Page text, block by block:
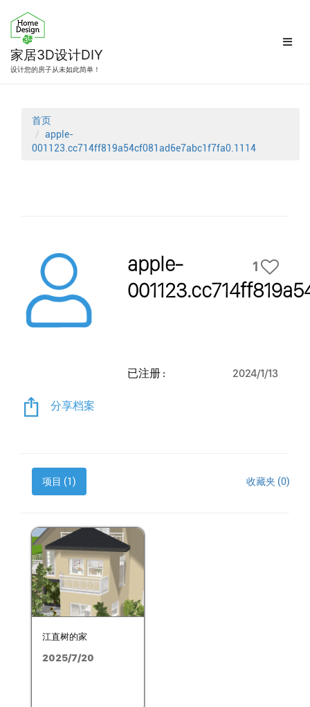
家居3D设计DIY
设计您的房子从未如此简单！
首页
apple-
001123.cc714ff819a54cf081ad6e7abc1f7fa0.1114
apple-
1
已注册 : 2024/1/13
分享档案
项目 (1) 收藏夹 (0)
江直树的家
2025/7/20